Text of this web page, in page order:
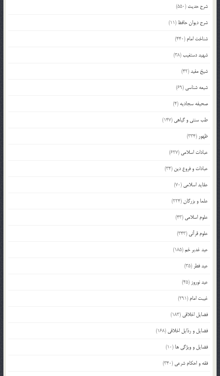
شرح حدیث (550)
شرح دیوان حافظ (11)
شناخت امام (440)
شهید دستغیب(38)
شیخ مفید(42)
شیعه شناسی (69)
صحیفه سجادیه (4)
طب سنتی و گیاهی (147)
ظهور (334)
عبادات اسلامی (627)
عبادات و فروع دین (34)
عقاید اسلامی (70)
علما و بزرگان(224)
علوم اسلامی (43)
علوم قرآنی (343)
عید غدیر خم(185)
عید فطر (35)
عید نوروز (45)
غیبت امام (291)
فضایل اخلاقی (183)
فضایل و رذایل اخلاقی (168)
فضایل و ویژگی ها (10)
فقه و احکام شرعی (340)